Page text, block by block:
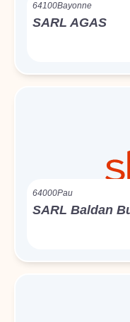
64100Bayonne
SARL AGAS
64000Pau
SARL Baldan